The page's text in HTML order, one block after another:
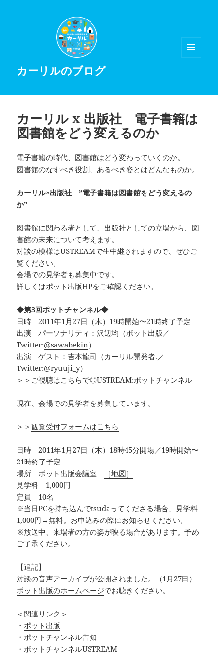
カーリルのブログ
カーリル x 出版社 電子書籍は
図書館をどう変えるのか
電子書籍の時代、図書館はどう変わっていくのか。
図書館のなすべき役割、あるべき姿とはどんなものか。
カーリル×出版社 ”電子書籍は図書館をどう変えるの
か”
図書館に関わる者として、出版社としての立場から、図
書館の未来について考えます。
対談の模様はUSTREAMで生中継されますので、ぜひご
覧ください。
会場での見学者も募集中です。
詳しくはポット出版HPをご確認ください。
◆第3回ポットチャンネル◆
日時 2011年1月27日（木）19時開始〜21時終了予定
出演 パーソナリティ：沢辺均（ポット出版／
Twitter:@sawabekin）
出演 ゲスト：吉本龍司（カーリル開発者.／
Twitter:@ryuuji_y）
＞＞ ご視聴はこちらで◎USTREAM:ポットチャンネル
現在、会場での見学者を募集しています。
＞＞観覧受付フォームはこちら
日時 2011年1月27日（木）18時45分開場／19時開始〜
21時終了予定
場所 ポット出版会議室
［地図］
見学料 1,000円
定員 10名
※当日PCを持ち込んでtsudaってくださる場合、見学料
1,000円→無料。お申込みの際にお知らせください。
※放送中、来場者の方の姿が映る場合があります。予め
ご了承ください。
【追記】
対談の音声アーカイブが公開されました。（1月27日）
ポット出版のホームページでお聴きください。
＜関連リンク＞
・ポット出版
・ポットチャンネル告知
・ポットチャンネルUSTREAM